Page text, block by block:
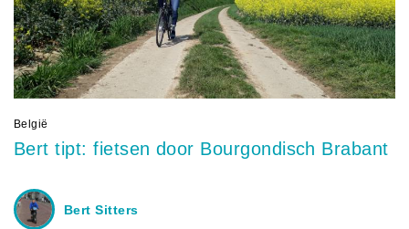
België
Bert tipt: fietsen door Bourgondisch Brabant
Bert Sitters